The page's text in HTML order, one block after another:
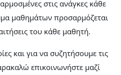
στις ανάγκες κάθε
μαθημάτων προσαρμόζεται
του κάθε μαθητή.
και για να συζητήσουμε τις
επικοινωνήστε μαζί